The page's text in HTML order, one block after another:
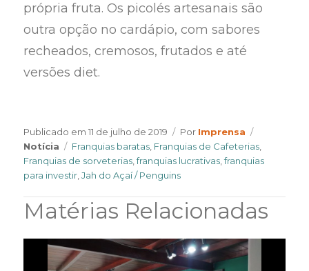
própria fruta. Os picolés artesanais são
outra opção no cardápio, com sabores
recheados, cremosos, frutados e até
versões diet.
Publicado em11 de julho de 2019 Por Author
Imprensa
Notícia
Tags
Franquias baratas Franquias de Cafeterias
Franquias de sorveterias ,franquias lucrativas ,franquias
para investir ,Jah do Açaí / Penguins
Matérias Relacionadas